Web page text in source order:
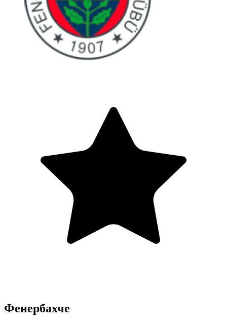
Фенербахче